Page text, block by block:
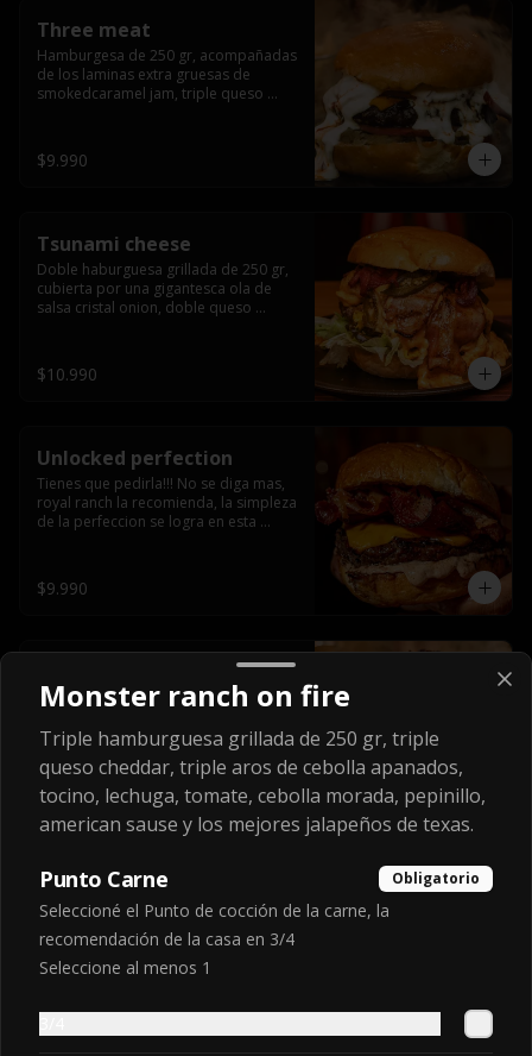
Three meat
Hamburgesa de 250 gr, acompañadas
de los laminas extra gruesas de
smokedcaramel jam, triple queso
$9.990
Tsunami cheese
Doble haburguesa grillada de 250 gr,
cubierta por una gigantesca ola de
salsa cristal onion, doble queso
grill y los mas ricos jalapeños
jalapeños de todo texas.
$10.990
Unlocked perfection
Tienes que pedirla!!! No se diga mas,
royal ranch la recomienda, la simpleza
de la perfeccion se logra en esta
bacon secret sause, y tocino (se
recomienda con coccion 3/4).
$9.990
Doble hamburguesa grillada de 250
queso cheddar y chips de tocino,
crocante cebolla frita con finos cortes
de cebolla morada y pepinillos
americanos todo esto bañado en la
mejor salsa jack daniels al mas puro
estilo royal ranch.
$10.990
World heavyweight
champion
Cuádruple hamburguesa grillada de
250 gr, cuádruple queso cheddar,
triple aros de cebolla apanados,
morada, pepinillo, chedar sause y los
mejores jalapeños de texas.
$13.990
Monster ranch on fire
Triple hamburguesa grillada de 250 gr, triple
queso cheddar, triple aros de cebolla apanados,
tocino, lechuga, tomate, cebolla morada, pepinillo,
american sause y los mejores jalapeños de texas.
Punto Carne Obligatorio
Seleccioné el Punto de cocción de la carne, la
recomendación de la casa en 3/4
Seleccione al menos 1